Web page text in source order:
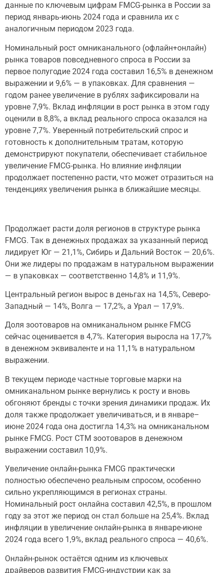
данные по ключевым цифрам FMCG-рынка в России за
период январь-июнь 2024 года и сравнила их с
аналогичным периодом 2023 года.
Номинальный рост омниканального (офлайн+онлайн)
рынка товаров повседневного спроса в России за
первое полугодие 2024 года составил 16,5% в денежном
выражении и 9,6% — в упаковках. Для сравнения —
годом ранее увеличение в рублях зафиксировали на
уровне 7,9%. Вклад инфляции в рост рынка в этом году
оценили в 8,8%, а вклад реального спроса оказался на
уровне 7,7%. Уверенный потребительский спрос и
готовность к дополнительным тратам, которую
демонстрируют покупатели, обеспечивает стабильное
увеличение FMCG-рынка. Но влияние инфляции
продолжает постепенно расти, что может отразиться на
тенденциях увеличения рынка в ближайшие месяцы.
Продолжает расти доля регионов в структуре рынка
FMCG. Так в денежных продажах за указанный период
лидирует Юг — 21,1%, Сибирь и Дальний Восток — 20,6%.
Они же лидеры по продажам в натуральном выражении
— в упаковках — соответственно 14,8% и 11,9%.
Центральный регион вырос в деньгах на 14,5%, Северо-
Западный — 14%, Волга — 17,2%, а Урал — 17,9%.
Доля зоотоваров на омниканальном рынке FMCG
сейчас оценивается в 4,7%. Категория выросла на 17,7%
в денежном эквиваленте и на 11,1% в натуральном
выражении.
В текущем периоде частные торговые марки на
омниканальном рынке вернулись к росту и вновь
обгоняют бренды с точки зрения динамики продаж. Их
доля также продолжает увеличиваться, и в январе–
июне 2024 года она достигла 14,3% на омниканальном
рынке FMCG. Рост СТМ зоотоваров в денежном
выражении составил 10,9%.
Увеличение онлайн-рынка FMCG практически
полностью обеспечено реальным спросом, особенно
сильно укрепляющимся в регионах страны.
Номинальный рост онлайна составил 42,5%, в прошлом
году за этот же период он стал больше на 25,4%. Вклад
инфляции в увеличение онлайн-рынка в январе-июне
2024 года всего 1,9%, вклад реального спроса — 40,6%.
Онлайн-рынок остаётся одним из ключевых
драйверов развития FMCG-индустрии как за